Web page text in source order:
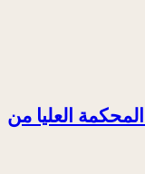
العليا من